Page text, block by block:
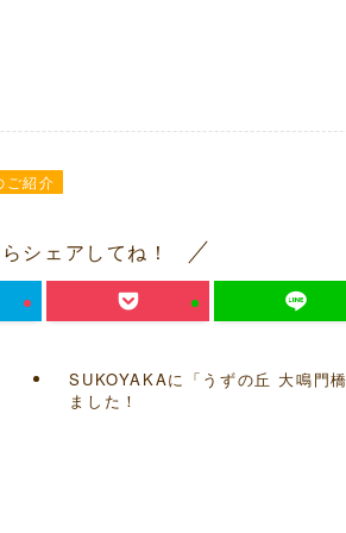
ご紹介
シェアしてね！
SUKOYAKAに「うずの丘 大鳴門
ました！